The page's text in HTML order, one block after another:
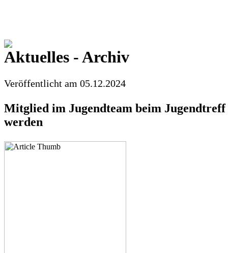
Aktuelles - Archiv
Veröffentlicht am 05.12.2024
Mitglied im Jugendteam beim
werden